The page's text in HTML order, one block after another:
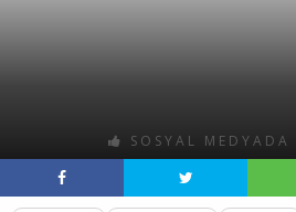
SOSYAL MEDYADA